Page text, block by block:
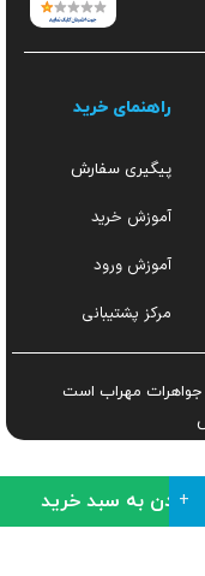
راهنمای خرید
پیگیری سفارش
آموزش خرید
آموزش ورود
مرکز پشتیبانی
جواهرات مهراب است
افزودن به سبد خرید